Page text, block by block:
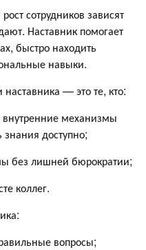
сотрудников зависят
Наставник помогает
быстро находить
навыки.
— это те, кто:
внутренние механизмы
доступно;
без лишней бюрократии;
коллег.
вопросы;